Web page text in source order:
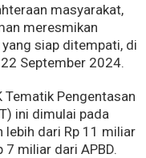
masyarakat,
meresmikan
siap ditempati, di
September 2024.
Tematik Pengentasan
ini dimulai pada
dari Rp 11 miliar
7 miliar dari APBD.